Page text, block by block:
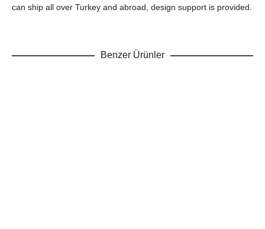
can ship all over Turkey and abroad, design support is provided.
Benzer Ürünler